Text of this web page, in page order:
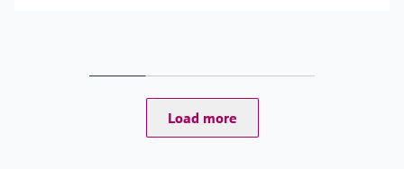
Load more